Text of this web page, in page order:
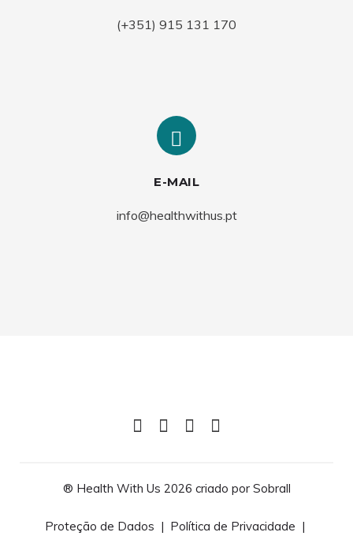
(+351) 915 131 170
E-MAIL
info@healthwithus.pt
®️ Health With Us 2026 criado por Sobrall
Proteção de Dados | Política de Privacidade |